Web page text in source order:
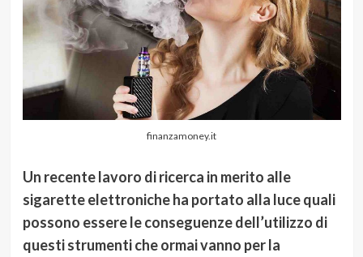
finanzamoney.it
Un recente lavoro di ricerca in merito alle
sigarette elettroniche ha portato alla luce quali
possono essere le conseguenze dell’utilizzo di
questi strumenti che ormai vanno per la